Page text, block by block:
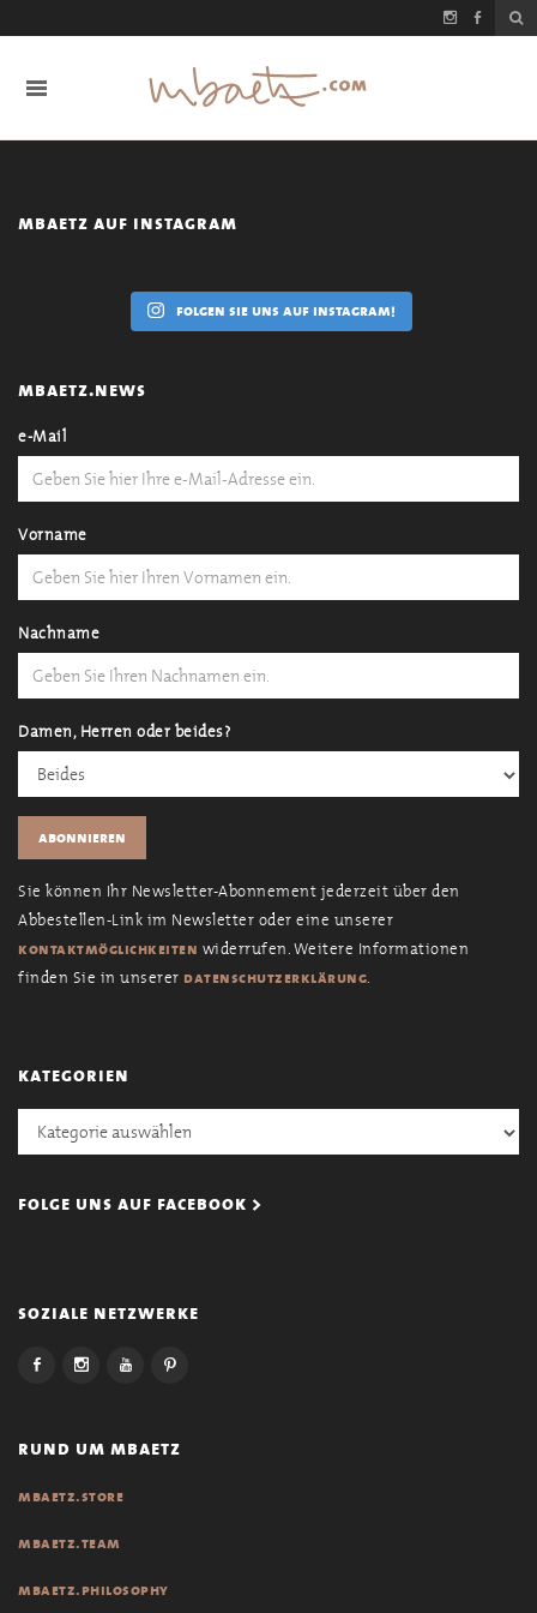
mbaetz auf instagram
folgen sie uns auf instagram!
mbaetz.news
e-Mail
Vorname
Nachname
Damen, Herren oder beides?
Sie können Ihr Newsletter-Abonnement jederzeit über den
Abbestellen-Link im Newsletter oder eine unserer
kontaktmöglichkeiten widerrufen. Weitere Informationen
finden Sie in unserer datenschutzerklärung.
kategorien
Kategorien
folge uns auf facebook >
soziale netzwerke
rund um mbaetz
mbaetz.store
mbaetz.team
mbaetz.philosophy